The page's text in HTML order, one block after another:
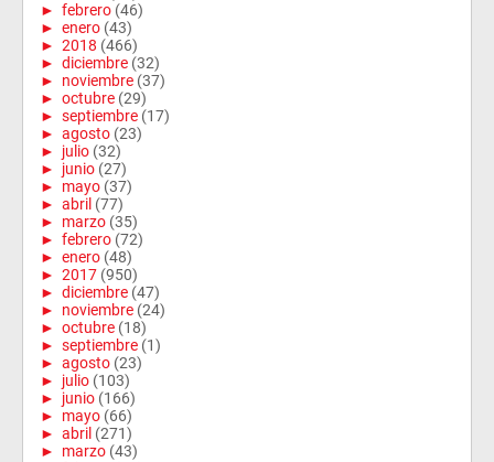
► febrero (46)
► enero (43)
► 2018 (466)
► diciembre (32)
► noviembre (37)
► octubre (29)
► septiembre (17)
► agosto (23)
► julio (32)
► junio (27)
► mayo (37)
► abril (77)
► marzo (35)
► febrero (72)
► enero (48)
► 2017 (950)
► diciembre (47)
► noviembre (24)
► octubre (18)
► septiembre (1)
► agosto (23)
► julio (103)
► junio (166)
► mayo (66)
► abril (271)
► marzo (43)